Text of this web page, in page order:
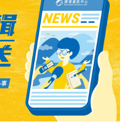
福利與保護，瑞士也有優於多數
需清楚標示飼養方式、來源國
能追溯到出品的養雞場。有機、
蛋殼在瑞士，主要有三種飼養方
有機Bio（數字0開頭）：餵食有
外活動空間大小都有規定。室內
0.2平方公尺、日光室